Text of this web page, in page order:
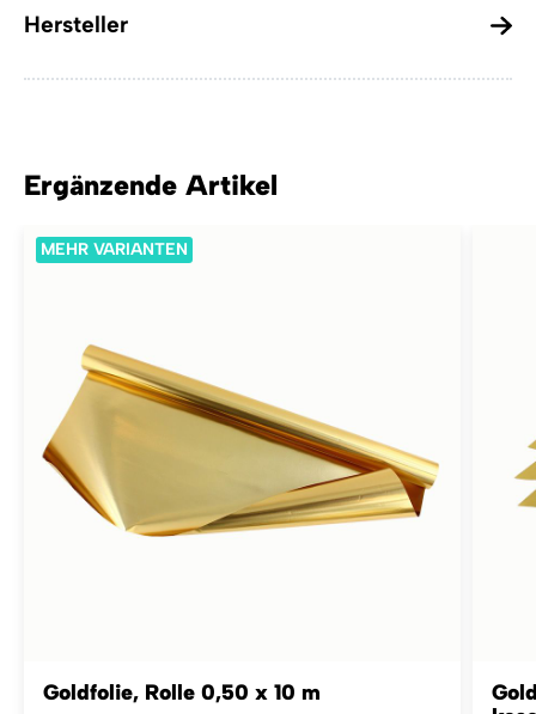
Hersteller
Ergänzende Artikel
MEHR VARIANTEN
Goldfolie, Rolle 0,50 x 10 m